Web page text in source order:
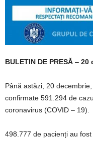
BULETIN DE PRESĂ – 20
Până astăzi, 20
confirmate 591.294 de
coronavirus (COVID – 19).
498.777 de pacienți au fost